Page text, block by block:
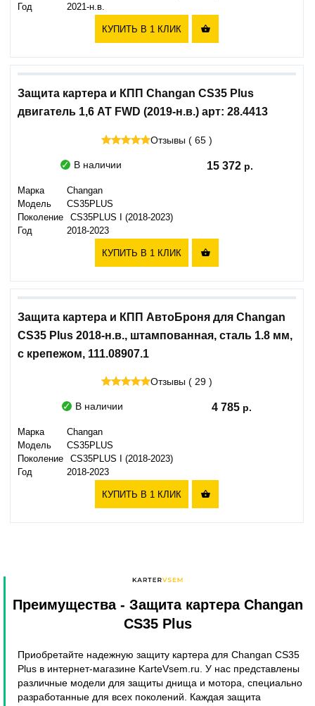
Год
2021-н.в.
КУПИТЬ В 1 КЛИК 
Защита картера и КПП Changan CS35 Plus
двигатель 1,6 AT FWD (2019-н.в.) арт: 28.4413
Отзывы ( 65 )
В наличии 15 372
Марка
Changan
Модель
CS35PLUS
Поколение
CS35PLUS I (2018-2023)
Год
2018-2023
КУПИТЬ В 1 КЛИК 
Защита картера и КПП АвтоБроня для Changan
CS35 Plus 2018-н.в., штампованная, сталь 1.8 мм,
с крепежом, 111.08907.1
Отзывы ( 29 )
В наличии 4 785
Марка
Changan
Модель
CS35PLUS
Поколение
CS35PLUS I (2018-2023)
Год
2018-2023
КУПИТЬ В 1 КЛИК 
Преимущества- Защита картера Changan
CS35 Plus
Приобретайте надежную защиту картера для Changan CS35
Plus в интернет-магазине KarteVsem.ru. У нас представлены
различные модели для защиты днища и мотора, специально
разработанные для всех поколений. Каждая защита